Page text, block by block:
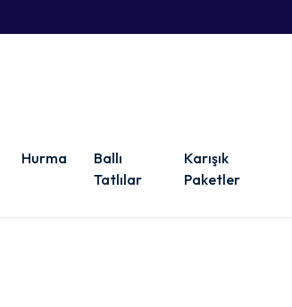
Hurma
Ballı
Tatlılar
Karışık
Paketler